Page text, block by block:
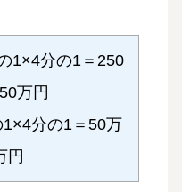
1×4分の1＝250
万円
分の1＝50万
円